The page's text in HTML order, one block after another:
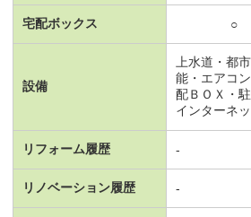
宅配ボックス ○
設備
上水道・都
能・エアコ
配ＢＯＸ・
インターネ
リフォーム履歴 -
リノベーション履歴 -